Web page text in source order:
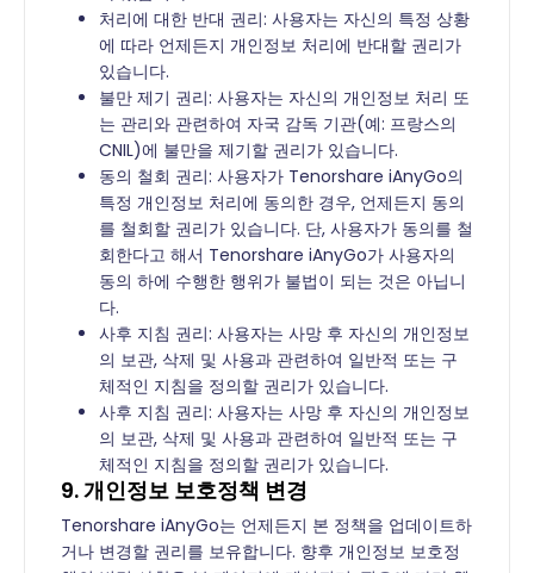
처리에 대한 반대 권리: 사용자는 자신의 특정 상황
에 따라 언제든지 개인정보 처리에 반대할 권리가
있습니다.
불만 제기 권리: 사용자는 자신의 개인정보 처리 또
는 관리와 관련하여 자국 감독 기관(예: 프랑스의
CNIL)에 불만을 제기할 권리가 있습니다.
동의 철회 권리: 사용자가 Tenorshare iAnyGo의
특정 개인정보 처리에 동의한 경우, 언제든지 동의
를 철회할 권리가 있습니다. 단, 사용자가 동의를 철
회한다고 해서 Tenorshare iAnyGo가 사용자의
동의 하에 수행한 행위가 불법이 되는 것은 아닙니
다.
사후 지침 권리: 사용자는 사망 후 자신의 개인정보
의 보관, 삭제 및 사용과 관련하여 일반적 또는 구
체적인 지침을 정의할 권리가 있습니다.
사후 지침 권리: 사용자는 사망 후 자신의 개인정보
의 보관, 삭제 및 사용과 관련하여 일반적 또는 구
체적인 지침을 정의할 권리가 있습니다.
9. 개인정보 보호정책 변경
Tenorshare iAnyGo는 언제든지 본 정책을 업데이트하
거나 변경할 권리를 보유합니다. 향후 개인정보 보호정